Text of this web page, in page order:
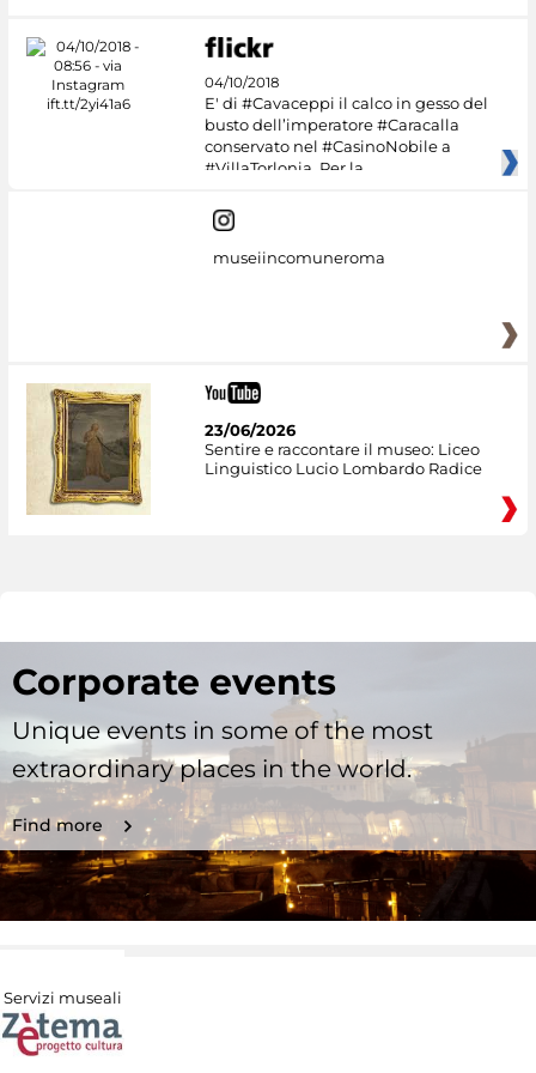
04/10/2018
E' di #Cavaceppi il calco in gesso del
busto dell’imperatore #Caracalla
conservato nel #CasinoNobile a
#VillaTorlonia. Per la
museiincomuneroma
23/06/2026
Sentire e raccontare il museo: Liceo
Linguistico Lucio Lombardo Radice
Corporate events
Unique events in some of the most
extraordinary places in the world.
Find more
Servizi museali